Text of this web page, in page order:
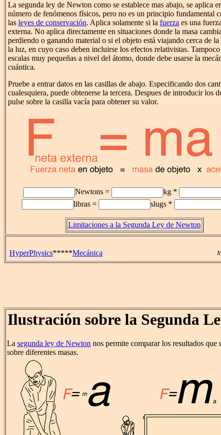
La segunda ley de Newton como se establece mas abajo, se aplica
número de fenómenos físicos, pero no es un principio fundamental
las leyes de conservación. Aplica solamente si la fuerza es una
externa. No aplica directamente en situaciones donde la masa
perdiendo o ganando material o si el objeto está viajando cerca de
la luz, en cuyo caso deben incluirse los efectos relativistas.
escalas muy pequeñas a nivel del átomo, donde debe usarse la
cuántica.
Pruebe a entrar datos en las casillas de abajo. Especificando dos
cualesquiera, puede obtenerse la tercera. Despues de introducir los
pulse sobre la casilla vacía para obtener su valor.
Newtons =
kg *
libras =
slugs *
Limitaciones a la Segunda Ley de Newton
HyperPhysics*****Mecánica
Ilustración sobre la Segunda
La segunda ley de Newton nos permite comparar los resultados que
sobre diferentes masas.